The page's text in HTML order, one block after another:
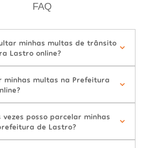
FAQ
minhas multas de trânsito
Lastro online?
minhas multas na Prefeitura
vezes posso parcelar minhas
de Lastro?